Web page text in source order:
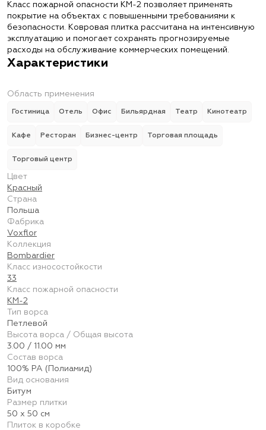
Класс пожарной опасности КМ-2 позволяет применять
покрытие на объектах с повышенными требованиями к
безопасности. Ковровая плитка рассчитана на интенсивную
эксплуатацию и помогает сохранять прогнозируемые
расходы на обслуживание коммерческих помещений.
Характеристики
Область применения
Гостиница Отель Офис Бильярдная Театр Кинотеатр
Кафе Ресторан Бизнес-центр Торговая площадь
Торговый центр
Цвет
Красный
Страна
Польша
Фабрика
Voxflor
Коллекция
Bombardier
Класс износостойкости
33
Класс пожарной опасности
КМ-2
Тип ворса
Петлевой
Высота ворса / Общая высота
3.00 / 11.00 мм
Состав ворса
100% PA (Полиамид)
Вид основания
Битум
Размер плитки
50 х 50 см
Плиток в коробке